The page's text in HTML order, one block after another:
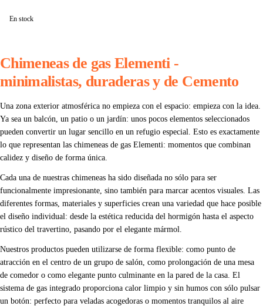
En stock
Chimeneas de gas Elementi -
minimalistas, duraderas y de Cemento
Una zona exterior atmosférica no empieza con el espacio: empieza con la idea.
Ya sea un balcón, un patio o un jardín: unos pocos elementos seleccionados
pueden convertir un lugar sencillo en un refugio especial. Esto es exactamente
lo que representan las chimeneas de gas Elementi: momentos que combinan
calidez y diseño de forma única.
Cada una de nuestras chimeneas ha sido diseñada no sólo para ser
funcionalmente impresionante, sino también para marcar acentos visuales. Las
diferentes formas, materiales y superficies crean una variedad que hace posible
el diseño individual: desde la estética reducida del hormigón hasta el aspecto
rústico del travertino, pasando por el elegante mármol.
Nuestros productos pueden utilizarse de forma flexible: como punto de
atracción en el centro de un grupo de salón, como prolongación de una mesa
de comedor o como elegante punto culminante en la pared de la casa. El
sistema de gas integrado proporciona calor limpio y sin humos con sólo pulsar
un botón: perfecto para veladas acogedoras o momentos tranquilos al aire